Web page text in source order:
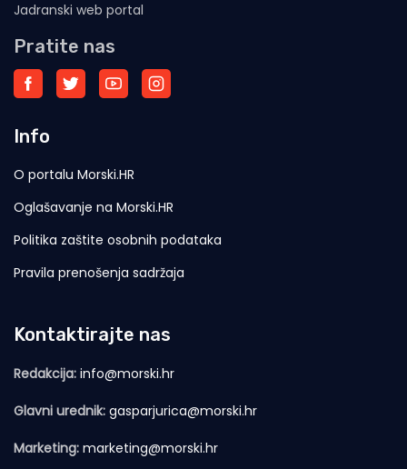
Jadranski web portal
Pratite nas
Info
O portalu Morski.HR
Oglašavanje na Morski.HR
Politika zaštite osobnih podataka
Pravila prenošenja sadržaja
Kontaktirajte nas
Redakcija: info@morski.hr
Glavni urednik: gasparjurica@morski.hr
Marketing: marketing@morski.hr